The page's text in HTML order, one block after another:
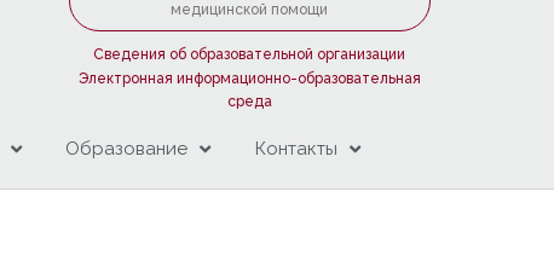
медицинской помощи
Сведения об образовательной организации
Электронная информационно-образовательная
среда
Образование Контакты